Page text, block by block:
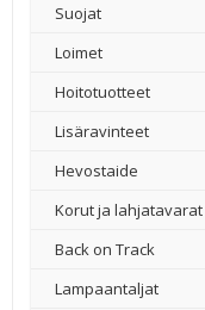
Suojat
Loimet
Hoitotuotteet
Lisäravinteet
Hevostaide
Korut ja lahjatavarat
Back on Track
Lampaantaljat